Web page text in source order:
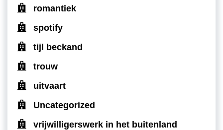
romantiek
spotify
tijl beckand
trouw
uitvaart
Uncategorized
vrijwilligerswerk in het buitenland